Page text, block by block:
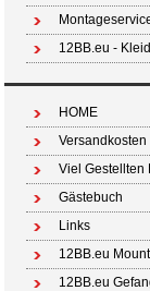
12BB.eu -
HOME
Versandkosten
Viel Gestellten
Gästebuch
Links
12BB.eu
12BB.eu